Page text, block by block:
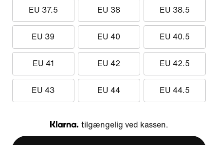
EU 37.5 EU 38 EU 38.5
EU 39 EU 40 EU 40.5
EU 41 EU 42 EU 42.5
EU 43 EU 44 EU 44.5
Klarna
tilgængelig ved kassen.